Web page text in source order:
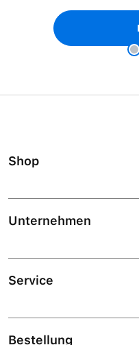
Shop
Unternehmen
Service
Bestellung